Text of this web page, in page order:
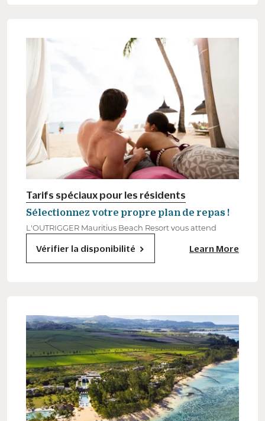
Tarifs spéciaux pour les résidents
Sélectionnez votre propre plan de repas !
L'OUTRIGGER Mauritius Beach Resort vous attend
Vérifier la disponibilité Learn More